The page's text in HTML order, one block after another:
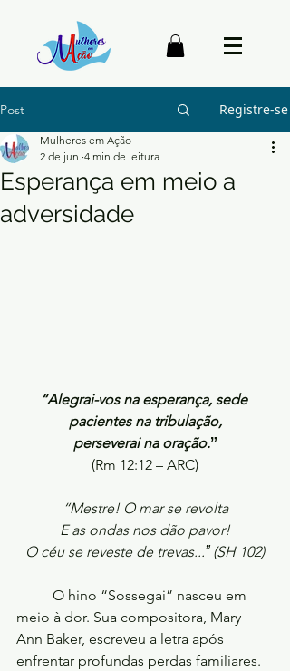
Post Registre-se
Esperança em meio a
adversidade
Mulheres em Ação
2 de jun. 4 min de leitura
“Alegrai-vos na esperança, sede
pacientes na tribulação,
perseverai na oração.ˮ
(Rm 12:12 – ARC)
“Mestre! O mar se revolta
E as ondas nos dão pavor!
O céu se reveste de trevas...ˮ (SH 102)
meio à dor. Sua compositora, Mary
Ann Baker, escreveu a letra após
enfrentar profundas perdas familiares.